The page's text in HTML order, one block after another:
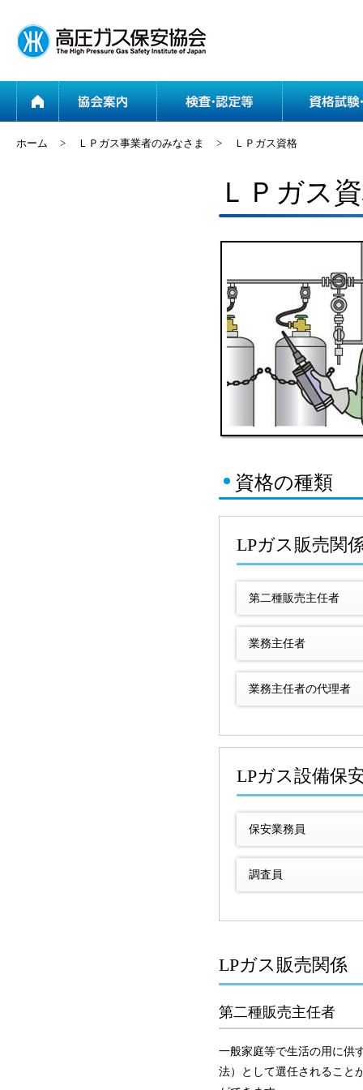
協会案内
ホーム > ＬＰガス事業者のみなさま > ＬＰガス資格
ＬＰガス
資格の種類
LPガス販売関
第二種販売主任者
業務主任者
業務主任者の代理者
LPガス設備保
保安業務員
調査員
LPガス販売関係
第二種販売主任者
一般家庭等で生活の用に供
法）として選任されること